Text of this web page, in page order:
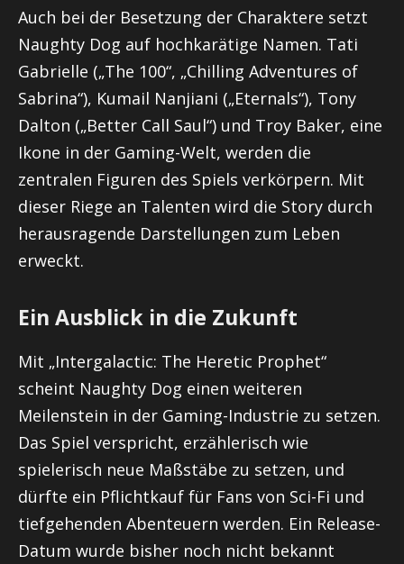
Auch bei der Besetzung der Charaktere setzt
Naughty Dog auf hochkarätige Namen. Tati
Gabrielle („The 100“, „Chilling Adventures of
Sabrina“), Kumail Nanjiani („Eternals“), Tony
Dalton („Better Call Saul“) und Troy Baker, eine
Ikone in der Gaming-Welt, werden die
zentralen Figuren des Spiels verkörpern. Mit
dieser Riege an Talenten wird die Story durch
herausragende Darstellungen zum Leben
erweckt.
Ein Ausblick in die Zukunft
Mit „Intergalactic: The Heretic Prophet“
scheint Naughty Dog einen weiteren
Meilenstein in der Gaming-Industrie zu setzen.
Das Spiel verspricht, erzählerisch wie
spielerisch neue Maßstäbe zu setzen, und
dürfte ein Pflichtkauf für Fans von Sci-Fi und
tiefgehenden Abenteuern werden. Ein Release-
Datum wurde bisher noch nicht bekannt